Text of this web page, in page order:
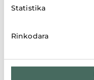
Statistika
Rinkodara
2012